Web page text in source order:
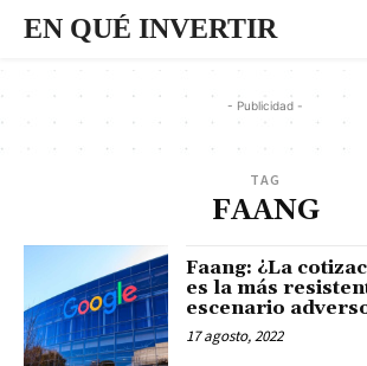
EN QUÉ INVERTIR
- Publicidad -
TAG
FAANG
Faang: ¿La
es la más
escenario
17 agosto, 2022